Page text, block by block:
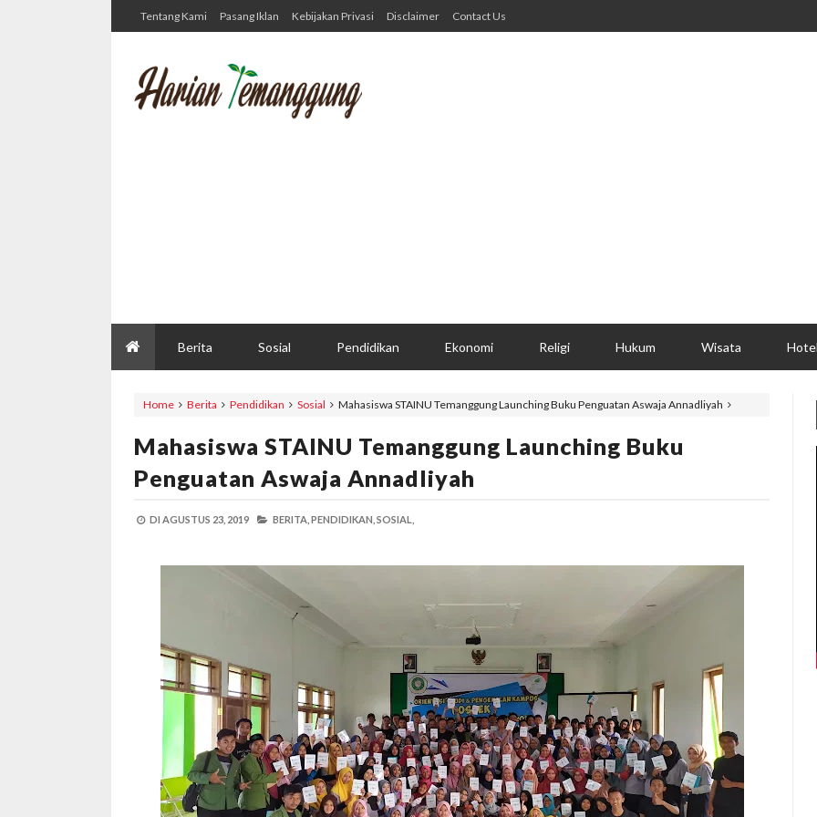
Tentang Kami Pasang Iklan Kebijakan Privasi Disclaimer Contact Us
Berita Sosial Pendidikan Ekonomi Religi Hukum Wisata Hotel
Home Berita Pendidikan Sosial Mahasiswa STAINU Temanggung Launching Buku Penguatan Aswaja Annadliyah
Mahasiswa STAINU Temanggung Launching Buku
Penguatan Aswaja Annadliyah
DI AGUSTUS 23, 2019 BERITA, PENDIDIKAN, SOSIAL,